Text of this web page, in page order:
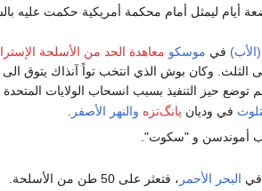
أيام ليمثل أمام محكمة أمريكية حكمت عليه
في موسكو معاهدة الحد من الأسلحة
الثلث. وكان بوش الذي انتخب تواً آنذاك يتوق
حيز التنفيذ بسبب انسحاب الولايات
في وديان يانگ‌تزه والنهر الأصفر .
أموندسن و "سكوت".
في البحر الأحمر ، فتعثر على 50 طن من الأسلحة.